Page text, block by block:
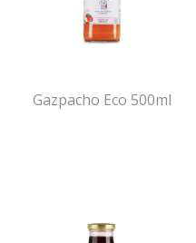
Gazpacho Eco 500ml